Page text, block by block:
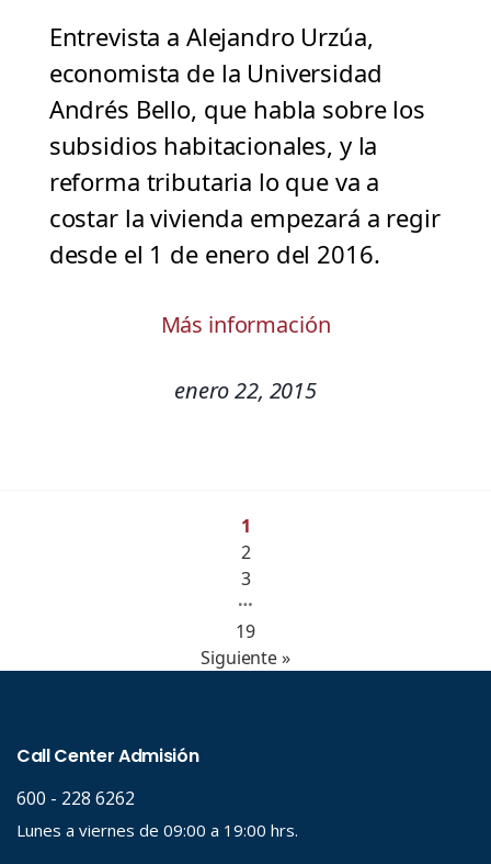
Entrevista a Alejandro Urzúa,
economista de la Universidad
Andrés Bello, que habla sobre los
subsidios habitacionales, y la
reforma tributaria lo que va a
costar la vivienda empezará a regir
desde el 1 de enero del 2016.
Más información
enero 22, 2015
1
2
3
…
19
Siguiente »